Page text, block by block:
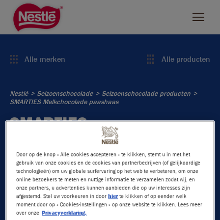
main
content
NESTLÉ MERKEN
KitKat
Rolo
Smarties
Lion
ZOEKEN
Alle merken Alle producten
Nestlé Seizoenschocolade
Seizoenschocolade producten
SMARTIES Melkchocolade paashaas
SMARTIES
MELKCHOCOLADE
PAASHAAS
NESTLÉ SMARTIES Chocolade paashaas is een knapperige
chocolade paashaas gemaakt van melkchocolade gevuld
met kleurijke SMARTIES.
- Heerlijke chocolade, ideaal voor je ultieme paasbreak.
Door op de knop « Alle cookies accepteren » te klikken, stemt u in met het
gebruik van onze cookies en de cookies van partnerbedrijven (of gelijkaardige
technologieën) om uw globale surfervaring op het web te verbeteren, om onze
online bezoekers te meten en nuttige informatie te verzamelen zodat wij, en
onze partners, u advertenties kunnen aanbieden die op uw interesses zijn
afgestemd. Stel uw voorkeuren in doorhierte klikken of op eender welk
moment door op « Cookies-instellingen » op onze website te klikken. Lees meer
over onze Privacyverklaring.